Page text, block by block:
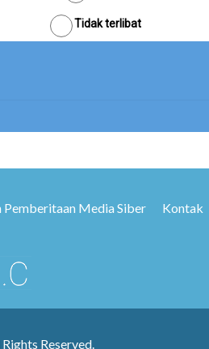
Tidak terlibat
Pemberitaan Media Siber Kontak
Reserved.